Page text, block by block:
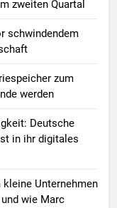
zweiten Quartal
schwindendem
zum
werden
Deutsche
in ihr digitales
Unternehmen
wie Marc